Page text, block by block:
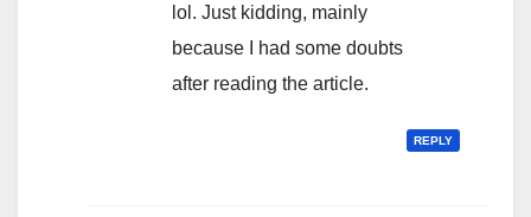
lol. Just kidding, mainly
because I had some doubts
after reading the article.
REPLY